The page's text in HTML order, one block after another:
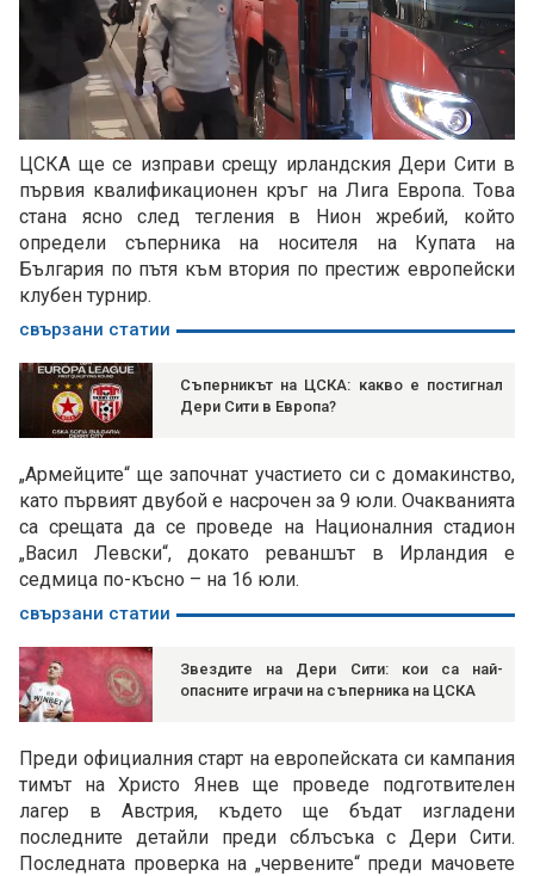
Unmute Loaded:
70.94%
ЦСКА ще се изправи срещу ирландския Дери Сити в
първия квалификационен кръг на Лига Европа. Това
стана ясно след тегления в Нион жребий, който
определи съперника на носителя на Купата на
България по пътя към втория по престиж европейски
клубен турнир.
свързани статии
Съперникът на ЦСКА: какво е постигнал
Дери Сити в Европа?
„Армейците“ ще започнат участието си с домакинство,
като първият двубой е насрочен за 9 юли. Очакванията
са срещата да се проведе на Националния стадион
„Васил Левски“, докато реваншът в Ирландия е
седмица по-късно – на 16 юли.
свързани статии
Звездите на Дери Сити: кои са най-
опасните играчи на съперника на ЦСКА
Преди официалния старт на европейската си кампания
тимът на Христо Янев ще проведе подготвителен
лагер в Австрия, където ще бъдат изгладени
последните детайли преди сблъсъка с Дери Сити.
Последната проверка на „червените“ преди мачовете